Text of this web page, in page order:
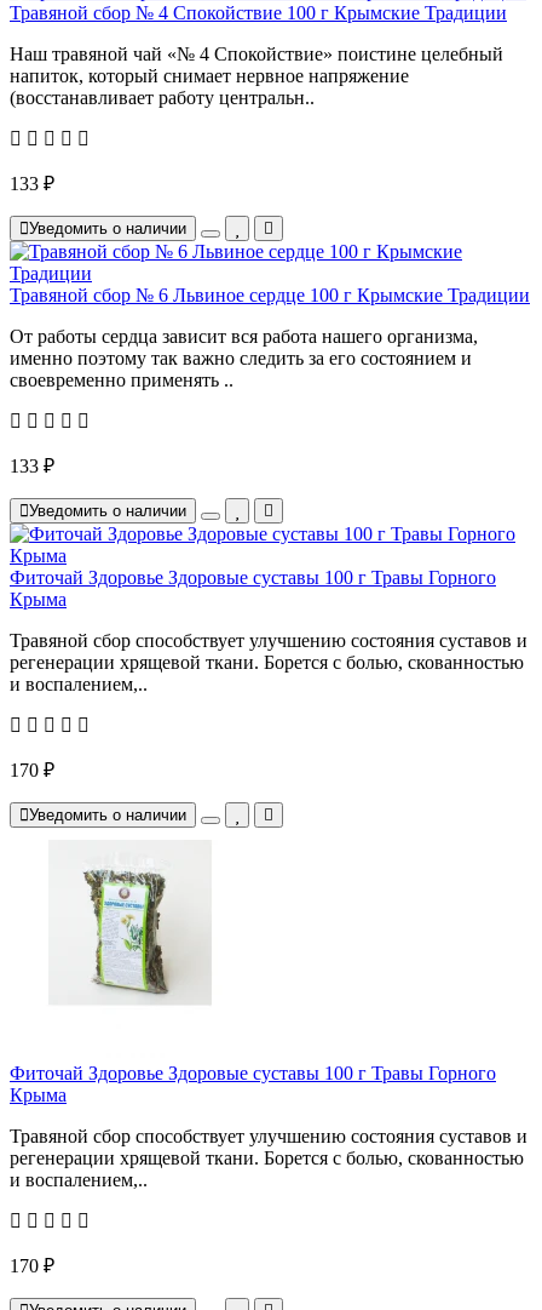
Травяной сбор № 4 Спокойствие 100 г Крымские Традиции
Наш травяной чай «№ 4 Спокойствие» поистине целебный
напиток, который снимает нервное напряжение
(восстанавливает работу центральн..
133 ₽
Уведомить о наличии
Травяной сбор № 6 Львиное сердце 100 г Крымские Традиции
От работы сердца зависит вся работа нашего организма,
именно поэтому так важно следить за его состоянием и
своевременно применять ..
133 ₽
Уведомить о наличии
Фиточай Здоровье Здоровые суставы 100 г Травы Горного
Крыма
Травяной сбор способствует улучшению состояния суставов и
регенерации хрящевой ткани. Борется с болью, скованностью
и воспалением,..
170 ₽
Уведомить о наличии
Фиточай Здоровье Здоровые суставы 100 г Травы Горного
Крыма
Травяной сбор способствует улучшению состояния суставов и
регенерации хрящевой ткани. Борется с болью, скованностью
и воспалением,..
170 ₽